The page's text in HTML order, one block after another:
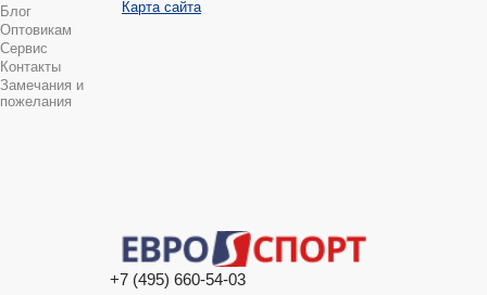
Блог
Оптовикам
Сервис
Контакты
Замечания и
пожелания
Карта сайта
+7 (495) 660-54-03